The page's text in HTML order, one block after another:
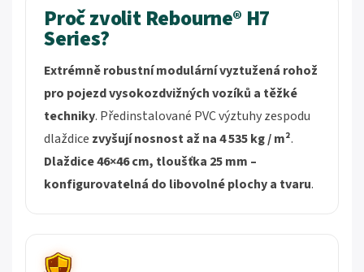
Proč zvolit Rebourne® H7
Series?
Extrémně robustní modulární vyztužená rohož
pro pojezd vysokozdvižných vozíků a těžké
techniky. Předinstalované PVC výztuhy zespodu
dlaždice zvyšují nosnost až na 4 535 kg/ m².
Dlaždice 46×46 cm, tloušťka 25 mm –
konfigurovatelná do libovolné plochy a tvaru.